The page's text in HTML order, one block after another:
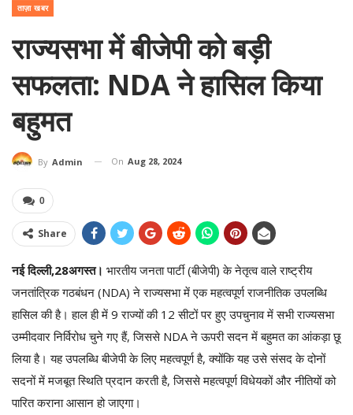
ताज़ा खबर
राज्यसभा में बीजेपी को बड़ी
सफलता: NDA ने हासिल किया
बहुमत
By Admin On Aug 28, 2024
0
Share
नई दिल्ली,28अगस्त। भारतीय जनता पार्टी (बीजेपी) के नेतृत्व वाले राष्ट्रीय
जनतांत्रिक गठबंधन (NDA) ने राज्यसभा में एक महत्वपूर्ण राजनीतिक उपलब्धि
हासिल की है। हाल ही में 9 राज्यों की 12 सीटों पर हुए उपचुनाव में सभी राज्यसभा
उम्मीदवार निर्विरोध चुने गए हैं, जिससे NDA ने ऊपरी सदन में बहुमत का आंकड़ा छू
लिया है। यह उपलब्धि बीजेपी के लिए महत्वपूर्ण है, क्योंकि यह उसे संसद के दोनों
सदनों में मजबूत स्थिति प्रदान करती है, जिससे महत्वपूर्ण विधेयकों और नीतियों को
पारित कराना आसान हो जाएगा।